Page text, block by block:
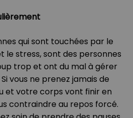
qui sont touchées par le
le stress, sont des personnes
trop et ont du mal à gérer
vous ne prenez jamais de
et votre corps vont finir en
contraindre au repos forcé.